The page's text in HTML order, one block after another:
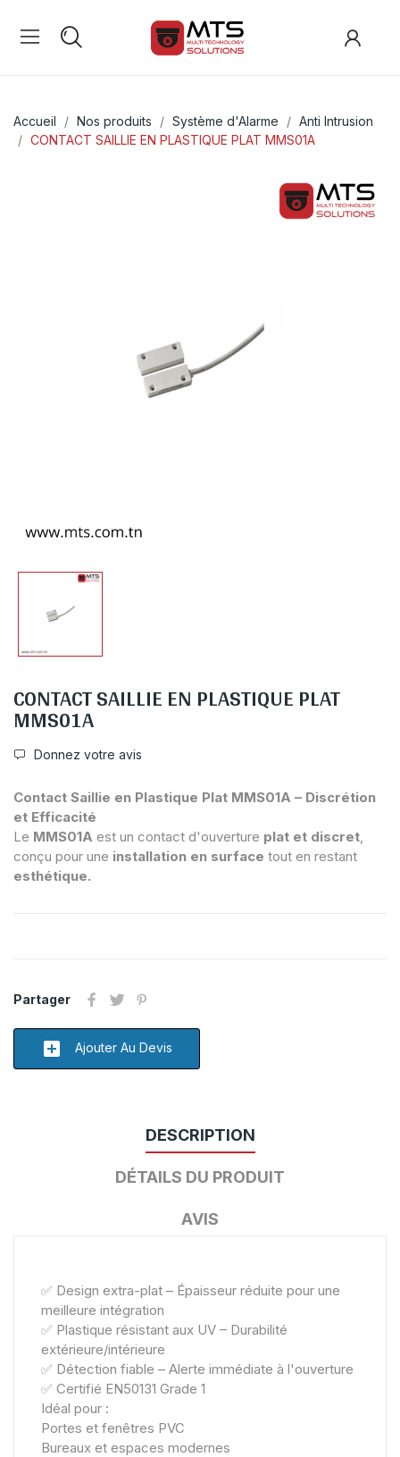
Accueil Nos produits Système d'Alarme
Anti Intrusion
CONTACT SAILLIE EN PLASTIQUE PLAT MMS01A
CONTACT SAILLIE EN PLASTIQUE PLAT
MMS01A
Donnez votre avis
Contact Saillie en Plastique Plat MMS01A – Discrétion
et Efficacité
Le MMS01A est un contact d'ouverture plat et discret
conçu pour une installation en surface tout en restant
esthétique.
Partager
add_box Ajouter Au Devis
DESCRIPTION
DÉTAILS DU PRODUIT
AVIS
✅ Design extra-plat – Épaisseur réduite pour une
meilleure intégration
✅ Plastique résistant aux UV – Durabilité
extérieure/intérieure
✅ Détection fiable – Alerte immédiate à l'ouverture
✅ Certifié EN50131 Grade 1
Idéal pour :
Portes et fenêtres PVC
Bureaux et espaces modernes